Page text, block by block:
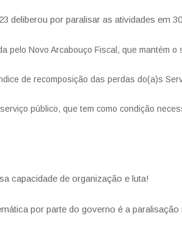
deliberou por paralisar as atividades em
pelo Novo Arcabouço Fiscal, que mantém o
de recomposição das perdas do(a)s
público, que tem como condição
capacidade de organização e luta!
por parte do governo é a paralisação